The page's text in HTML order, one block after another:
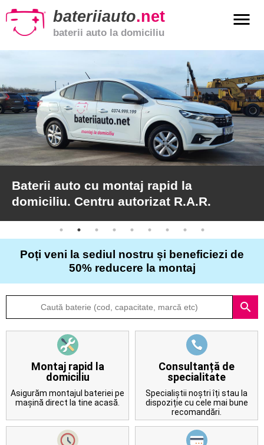
bateriiauto.net
baterii auto la domiciliu
menu
Baterii
moto
Baterii
de
camion
Articole
Despre
Contact
Baterii auto cu montaj rapid la
domiciliu. Centru autorizat R.A.R.
Poți veni la sediul nostru și beneficiezi de
50% reducere la montaj
search
Montaj rapid la
domiciliu
Asigurăm montajul bateriei pe
mașină direct la tine acasă.
Consultanță de
specialitate
Specialiștii noștri îți stau la
dispoziție cu cele mai bune
recomandări.